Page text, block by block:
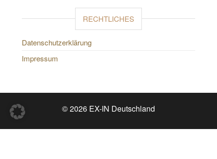
RECHTLICHES
Datenschutzerklärung
Impressum
© 2026 EX-IN Deutschland